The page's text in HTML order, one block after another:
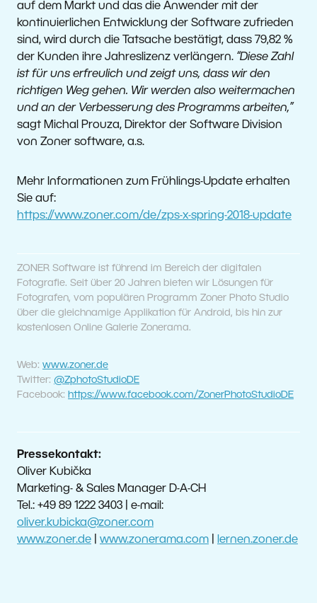
auf dem Markt und das die Anwender mit der
kontinuierlichen Entwicklung der Software zufrieden
sind, wird durch die Tatsache bestätigt, dass 79,82 %
der Kunden ihre Jahreslizenz verlängern.
“Diese Zahl
ist für uns erfreulich und zeigt uns, dass wir den
richtigen Weg gehen. Wir werden also weitermachen
und an der Verbesserung des Programms arbeiten,”
sagt Michal Prouza, Direktor der Software Division
von Zoner software, a.s.
Mehr Informationen zum Frühlings-Update erhalten
Sie auf:
https://www.zoner.com/de/zps-x-spring-2018-update
ZONER Software ist führend im Bereich der digitalen
Fotografie. Seit über 20 Jahren bieten wir Lösungen für
Fotografen, vom populären Programm Zoner Photo Studio
über die gleichnamige Applikation für Android, bis hin zur
kostenlosen Online Galerie Zonerama.
Web: www.zoner.de
Twitter: @ZphotoStudioDE
Facebook: https://www.facebook.com/ZonerPhotoStudioDE
Pressekontakt:
Oliver Kubička
Marketing- & Sales Manager D-A-CH
Tel.: +49 89 1222 3403 | e-mail:
oliver.kubicka@zoner.com
www.zoner.de
www.zonerama.com lernen.zoner.de